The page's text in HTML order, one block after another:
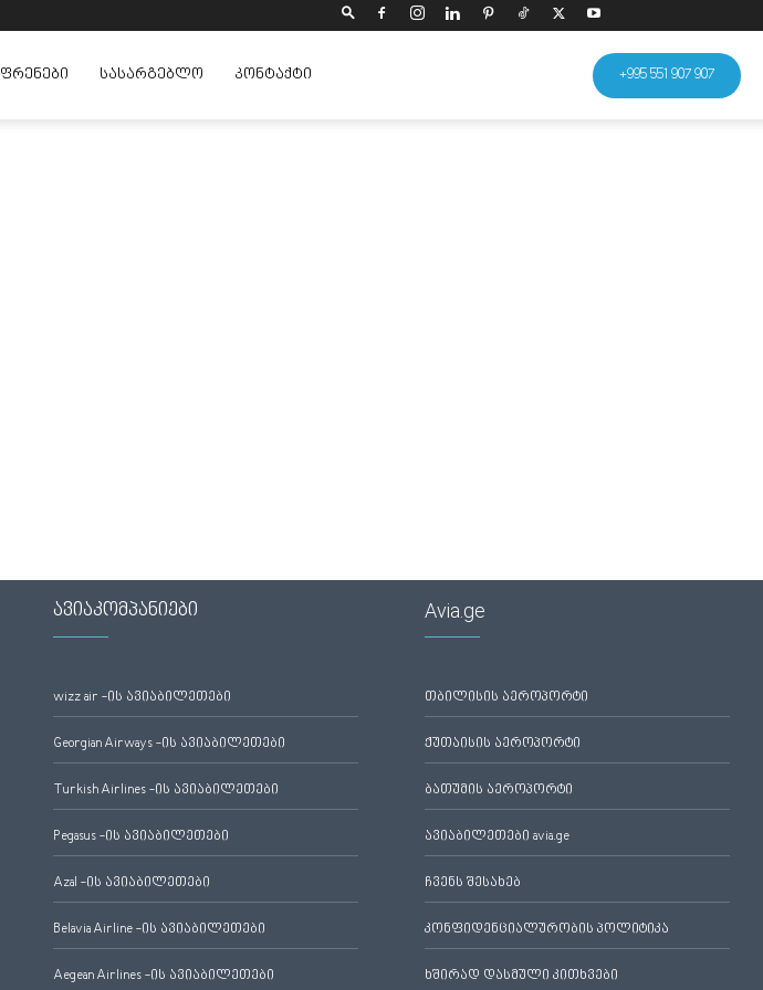
+995 551 907 907
ᲤᲠᲔᲜᲔᲑᲘ ᲡᲐᲡᲐᲠᲒᲔᲑᲚᲝ ᲙᲝᲜᲢᲐᲥᲢᲘ
ავიაკომპანიები
wizz air -ის ავიაბილეთები
Georgian Airways -ის ავიაბილეთები
Turkish Airlines -ის ავიაბილეთები
Pegasus -ის ავიაბილეთები
Azal -ის ავიაბილეთები
Belavia Airline -ის ავიაბილეთები
Aegean Airlines -ის ავიაბილეთები
Avia.ge
თბილისის აეროპორტი
ქუთაისის აეროპორტი
ბათუმის აეროპორტი
ავიაბილეთები avia.ge
ჩვენს შესახებ
კონფიდენციალურობის პოლიტიკა
ხშირად დასმული კითხვები